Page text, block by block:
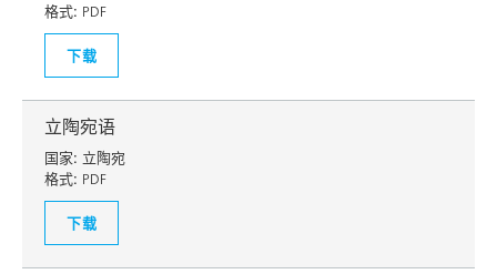
格式: PDF
下载
立陶宛语
国家: 立陶宛
格式: PDF
下载